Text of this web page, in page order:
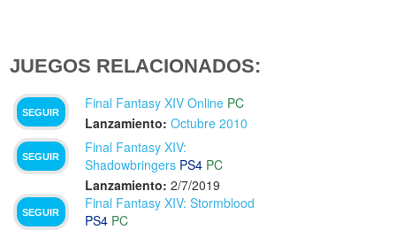
JUEGOS RELACIONADOS:
SEGUIR
Final Fantasy XIV Online PC
Lanzamiento: Octubre 2010
SEGUIR
Final Fantasy XIV:
Shadowbringers PS4 PC
Lanzamiento: 2/7/2019
SEGUIR
Final Fantasy XIV: Stormblood
PS4 PC